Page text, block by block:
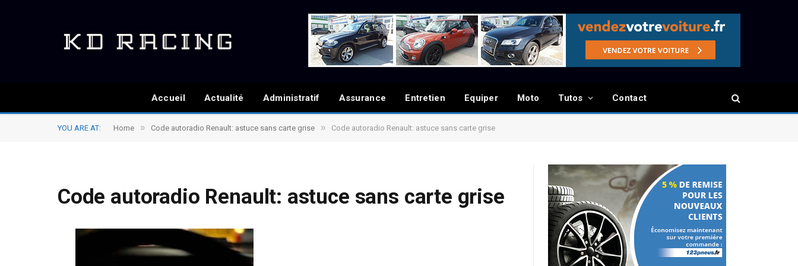
Accueil Actualité Administratif Assurance Entretien Equiper Moto Tutos Contact
YOU ARE AT: Home » Code autoradio Renault: astuce sans carte grise » Code autoradio Renault: astuce sans carte grise
Code autoradio Renault: astuce sans carte grise